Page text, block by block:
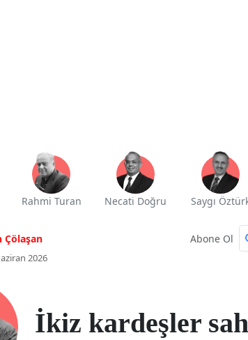
Rahmi Turan Necati Doğru Saygı
Çölaşan Abone Ol
2026
İkiz kardeşler